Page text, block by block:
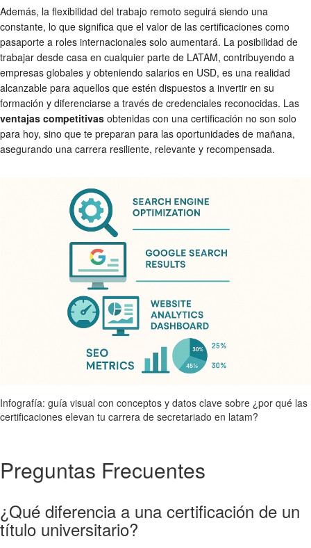
Además, la flexibilidad del trabajo remoto seguirá siendo una
constante, lo que significa que el valor de las certificaciones como
pasaporte a roles internacionales solo aumentará. La posibilidad de
trabajar desde casa en cualquier parte de LATAM, contribuyendo a
empresas globales y obteniendo salarios en USD, es una realidad
alcanzable para aquellos que estén dispuestos a invertir en su
formación y diferenciarse a través de credenciales reconocidas. Las
ventajas competitivas obtenidas con una certificación no son solo
para hoy, sino que te preparan para las oportunidades de mañana,
asegurando una carrera resiliente, relevante y recompensada.
Infografía: guía visual con conceptos y datos clave sobre ¿por qué las
certificaciones elevan tu carrera de secretariado en latam?
Preguntas Frecuentes
¿Qué diferencia a una certificación de un
título universitario?